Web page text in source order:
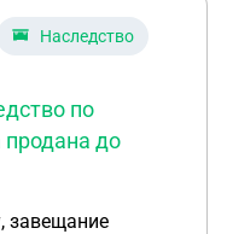
Наследство
по
до
завещание